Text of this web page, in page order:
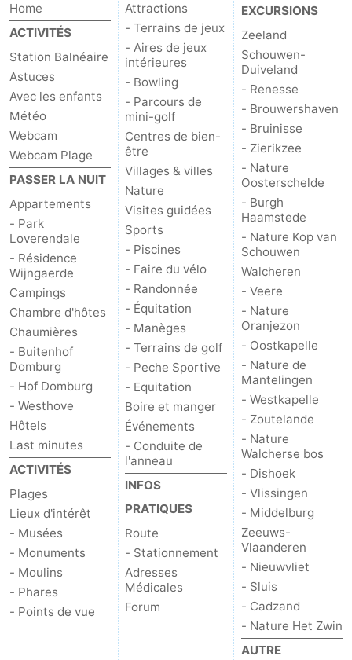
Nature
Oosterschelde
-
Burgh
Haamstede
-
Nature
Kop
van
Walcheren
-
Veere
-
Oranjezon
Oostkapelle
-
Nature
de
Mantelingen
-
Westkapelle
-
Zoutelande
-
Nature
Walcherse
bos
-
Dishoek
-
Vlissingen
-
Middelburg
Zeeuws-
Vlaanderen
-
Nieuwvliet
-
Sluis
Cadzand
Home
ACTIVITÉS
Station Balnéaire
Astuces
Avec les enfants
Météo
Webcam
Webcam Plage
PASSER LA NUIT
Appartements
- Park
Loverendale
- Résidence
Wijngaerde
Campings
Chambre d'hôtes
Chaumières
- Buitenhof
Domburg
- Hof Domburg
- Westhove
Hôtels
Last minutes
ACTIVITÉS
Plages
Lieux d'intérêt
- Musées
- Monuments
- Moulins
- Phares
- Points de vue
Attractions
- Terrains de jeux
- Aires de jeux
intérieures
- Bowling
- Parcours de
mini-golf
Centres de bien-
être
Villages & villes
Nature
Visites guidées
Sports
- Piscines
- Faire du vélo
- Randonnée
- Équitation
- Manèges
- Terrains de golf
- Peche Sportive
- Equitation
Boire et manger
Événements
- Conduite de
l'anneau
INFOS
PRATIQUES
Route
- Stationnement
Adresses
Médicales
Forum
EXCURSIONS
Zeeland
Schouwen-
Duiveland
- Renesse
- Brouwershaven
- Bruinisse
- Zierikzee
- Nature
Oosterschelde
- Burgh
Haamstede
- Nature Kop van
Schouwen
Walcheren
- Veere
- Nature
Oranjezon
- Oostkapelle
- Nature de
Mantelingen
- Westkapelle
- Zoutelande
- Nature
Walcherse bos
- Dishoek
- Vlissingen
- Middelburg
Zeeuws-
Vlaanderen
- Nieuwvliet
- Sluis
- Cadzand
- Nature Het Zwin
AUTRE